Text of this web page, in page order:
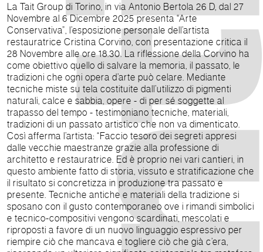
La Tait Group di Torino, in via Antonio Bertola 26 D, dal 27
Novembre al 6 Dicembre 2025 presenta “Arte
Conservativa”, l’esposizione personale dell’artista
restauratrice Cristina Corvino, con presentazione critica il
28 Novembre alle ore 18.30. La riflessione della Corvino ha
come obiettivo quello di salvare la memoria, il passato, le
tradizioni che ogni opera d’arte può celare. Mediante
tecniche miste su tela costituite dall’utilizzo di pigmenti
naturali, calce e sabbia, opere - di per sé soggette al
trapasso del tempo - testimoniano tecniche, materiali,
tradizioni di un passato artistico che non va dimenticato.
Così afferma l’artista: “Faccio tesoro dei segreti appresi
dalle vecchie maestranze grazie alla professione di
architetto e restauratrice. Ed è proprio nei vari cantieri, in
questo ambiente fatto di storia, vissuto e stratificazione che
il risultato si concretizza in produzione tra passato e
presente. Tecniche antiche e materiali della tradizione si
sposano con il gusto contemporaneo ove i rimandi simbolici
e tecnico-compositivi vengono scardinati, mescolati e
riproposti a favore di un nuovo linguaggio espressivo per
riempire ciò che mancava e togliere ciò che già c’era,